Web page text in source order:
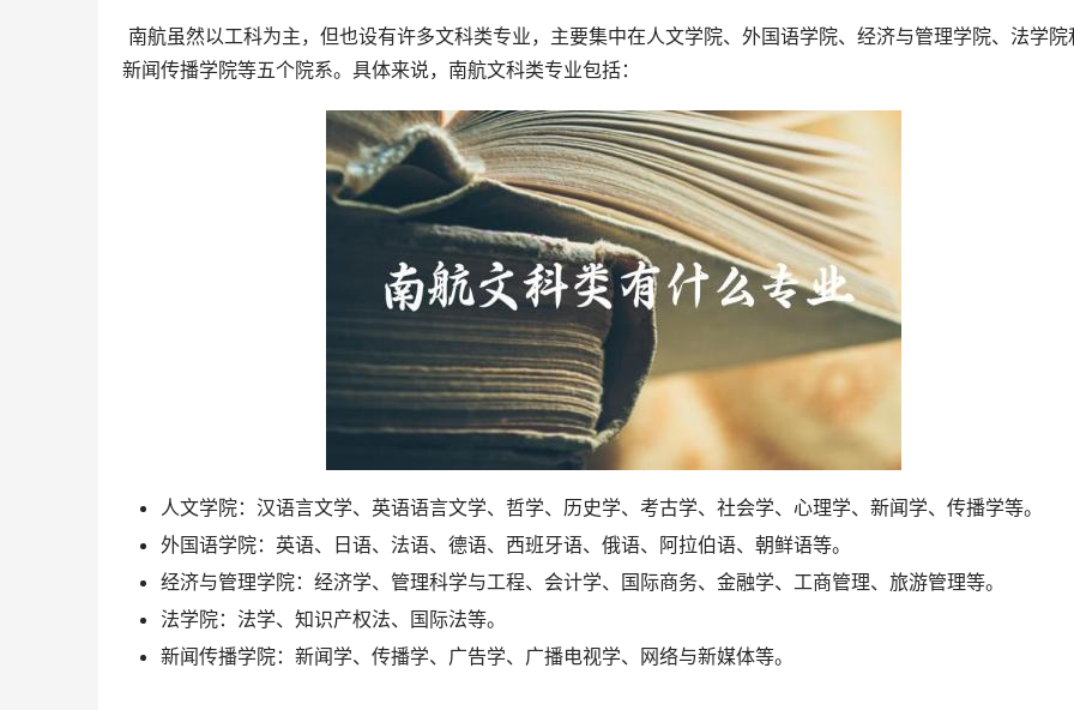
新闻传播学院等五个院系。具体来说，南航文科类专业包括：
人文学院：汉语言文学、英语语言文学、哲学、历史学、考古学、社会学、心理学、新闻学、传播学等。
外国语学院：英语、日语、法语、德语、西班牙语、俄语、阿拉伯语、朝鲜语等。
经济与管理学院：经济学、管理科学与工程、会计学、国际商务、金融学、工商管理、旅游管理等。
法学院：法学、知识产权法、国际法等。
新闻传播学院：新闻学、传播学、广告学、广播电视学、网络与新媒体等。